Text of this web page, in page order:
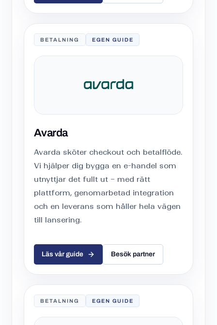
BETALNING EGEN GUIDE
Avarda
Avarda sköter checkout och betalflöde.
Vi hjälper dig bygga en e-handel som
utnyttjar det fullt ut – med rätt
plattform, genomarbetad integration
och en leverans som håller hela vägen
till lansering.
Läs vår guide Besök partner
BETALNING EGEN GUIDE